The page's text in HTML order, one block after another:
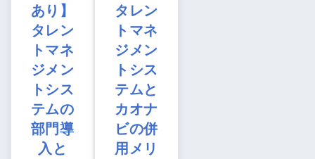
あり】
タレン
トマネ
ジメン
トシス
テムの
部門導
入と
タレン
トマネ
ジメン
トシス
テムと
カオナ
ビの併
用メリ